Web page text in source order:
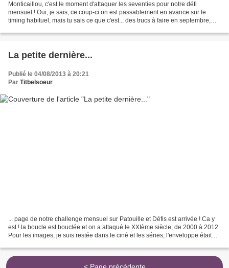
Monticaillou, c'est le moment d'attaquer les seventies pour notre défi
mensuel ! Oui, je sais, ce coup-ci on est passablement en avance sur le
timing habituel, mais tu sais ce que c'est... des trucs à faire en septembre,
La petite dernière...
Publié le 04/08/2013 à 20:21
Par Titbelsoeur
... page de notre challenge mensuel sur Patouille et Défis est arrivée ! Ca y
est ! la boucle est bouclée et on a attaqué le XXIème siècle, de 2000 à 2012.
Pour les images, je suis restée dans le ciné et les séries, l'enveloppe était
< Page précédente